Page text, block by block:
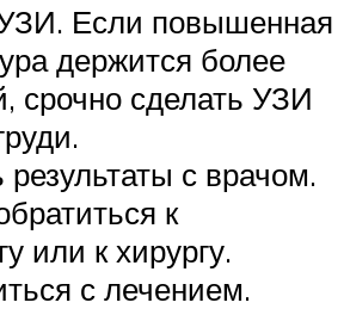
Если повышенная
держится более
срочно сделать УЗИ
с врачом.
к
или к хирургу.
с лечением.